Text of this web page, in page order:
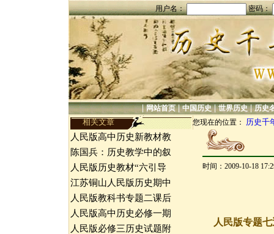
用户名： 密码：
|网站首页|中国历史|世界历史|历史
相关文章 您现在的位置： 历史千
人民版高中历史新教材教
陈国兵：历史教学中的叙
人民版历史教材“六引导
江苏铜山人民版历史期中
人民版教科书专题二课后
人民版高中历史必修一期
人民版必修三历史试题附
时间：2009-10-18
人民版专题